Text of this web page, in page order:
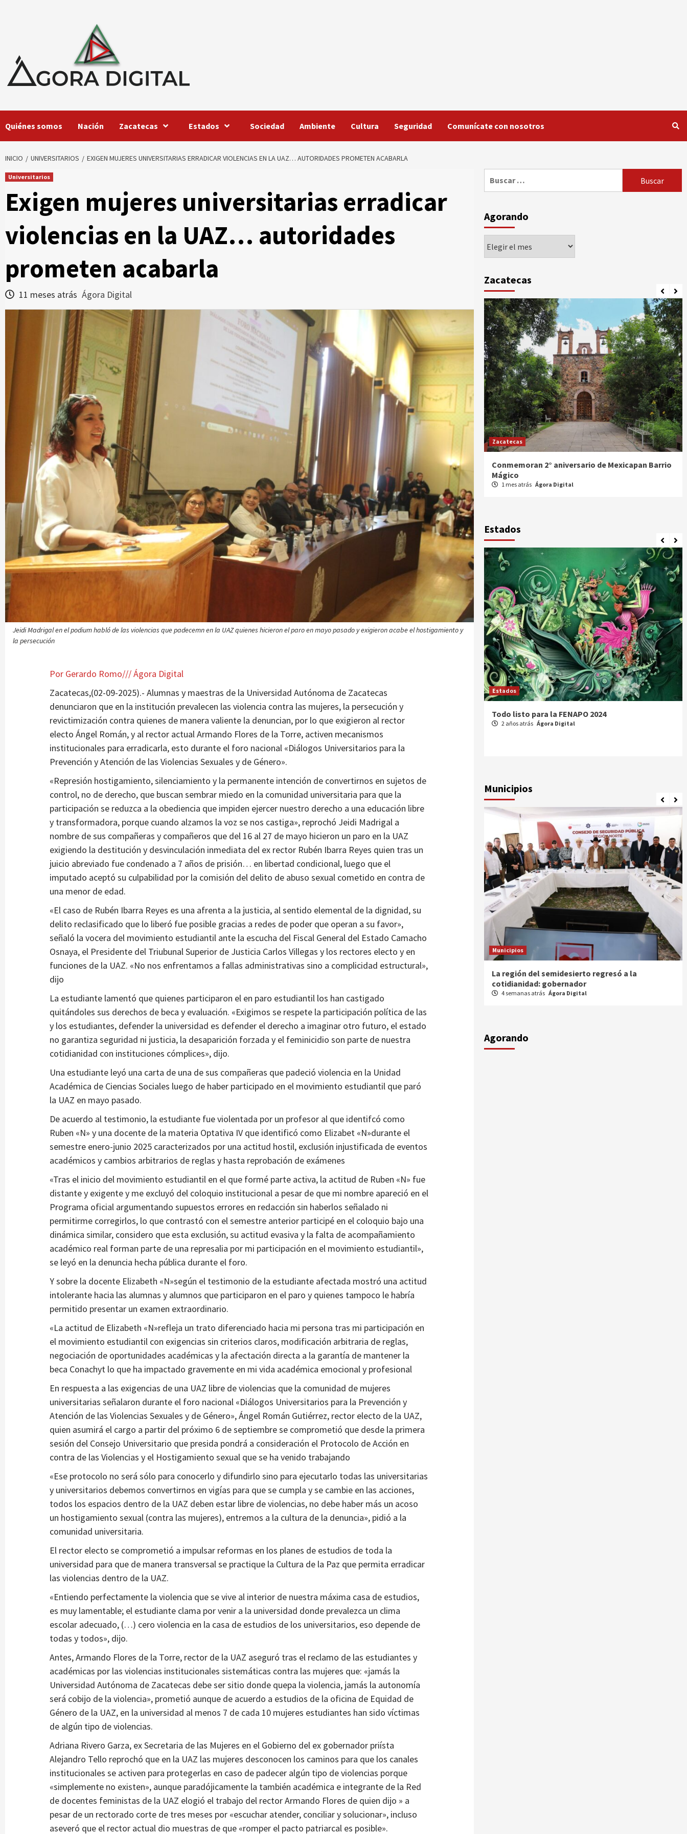
Quiénes somos Nación Zacatecas Estados Sociedad Ambiente Cultura Seguridad Comunícate con nosotros
INICIO UNIVERSITARIOS EXIGEN MUJERES UNIVERSITARIAS ERRADICAR VIOLENCIAS EN LA UAZ… AUTORIDADES PROMETEN ACABARLA
Universitarios
Exigen mujeres universitarias erradicar
violencias en la UAZ… autoridades
prometen acabarla
11 meses atrás Ágora Digital
Jeidi Madrigal en el podium habló de las violencias que padecemn en la UAZ quienes hicieron el paro en mayo pasado y exigieron acabe el hostigamiento y
la persecución
Por Gerardo Romo/// Ágora Digital
Zacatecas,(02-09-2025).- Alumnas y maestras de la Universidad Autónoma de Zacatecas
denunciaron que en la institución prevalecen las violencia contra las mujeres, la persecución y
revictimización contra quienes de manera valiente la denuncian, por lo que exigieron al rector
electo Ángel Román, y al rector actual Armando Flores de la Torre, activen mecanismos
institucionales para erradicarla, esto durante el foro nacional «Diálogos Universitarios para la
Prevención y Atención de las Violencias Sexuales y de Género».
«Represión hostigamiento, silenciamiento y la permanente intención de convertirnos en sujetos de
control, no de derecho, que buscan sembrar miedo en la comunidad universitaria para que la
participación se reduzca a la obediencia que impiden ejercer nuestro derecho a una educación libre
y transformadora, porque cuando alzamos la voz se nos castiga», reprochó Jeidi Madrigal a
nombre de sus compañeras y compañeros que del 16 al 27 de mayo hicieron un paro en la UAZ
exigiendo la destitución y desvinculación inmediata del ex rector Rubén Ibarra Reyes quien tras un
juicio abreviado fue condenado a 7 años de prisión… en libertad condicional, luego que el
imputado aceptó su culpabilidad por la comisión del delito de abuso sexual cometido en contra de
una menor de edad.
«El caso de Rubén Ibarra Reyes es una afrenta a la justicia, al sentido elemental de la dignidad, su
delito reclasificado que lo liberó fue posible gracias a redes de poder que operan a su favor»,
señaló la vocera del movimiento estudiantil ante la escucha del Fiscal General del Estado Camacho
Osnaya, el Presidente del Triubunal Superior de Justicia Carlos Villegas y los rectores electo y en
funciones de la UAZ. «No nos enfrentamos a fallas administrativas sino a complicidad estructural»,
dijo
La estudiante lamentó que quienes participaron el en paro estudiantil los han castigado
quitándoles sus derechos de beca y evaluación. «Exigimos se respete la participación política de las
y los estudiantes, defender la universidad es defender el derecho a imaginar otro futuro, el estado
no garantiza seguridad ni justicia, la desaparición forzada y el feminicidio son parte de nuestra
cotidianidad con instituciones cómplices», dijo.
Una estudiante leyó una carta de una de sus compañeras que padeció violencia en la Unidad
Académica de Ciencias Sociales luego de haber participado en el movimiento estudiantil que paró
la UAZ en mayo pasado.
De acuerdo al testimonio, la estudiante fue violentada por un profesor al que identifcó como
Ruben «N» y una docente de la materia Optativa IV que identificó como Elizabet «N»durante el
semestre enero-junio 2025 caracterizados por una actitud hostil, exclusión injustificada de eventos
académicos y cambios arbitrarios de reglas y hasta reprobación de exámenes
«Tras el inicio del movimiento estudiantil en el que formé parte activa, la actitud de Ruben «N» fue
distante y exigente y me excluyó del coloquio institucional a pesar de que mi nombre apareció en el
Programa oficial argumentando supuestos errores en redacción sin haberlos señalado ni
permitirme corregirlos, lo que contrastó con el semestre anterior participé en el coloquio bajo una
dinámica similar, considero que esta exclusión, su actitud evasiva y la falta de acompañamiento
académico real forman parte de una represalia por mi participación en el movimiento estudiantil»,
se leyó en la denuncia hecha pública durante el foro.
Y sobre la docente Elizabeth «N»según el testimonio de la estudiante afectada mostró una actitud
intolerante hacia las alumnas y alumnos que participaron en el paro y quienes tampoco le habría
permitido presentar un examen extraordinario.
«La actitud de Elizabeth «N»refleja un trato diferenciado hacia mi persona tras mi participación en
el movimiento estudiantil con exigencias sin criterios claros, modificación arbitraria de reglas,
negociación de oportunidades académicas y la afectación directa a la garantía de mantener la
beca Conachyt lo que ha impactado gravemente en mi vida académica emocional y profesional
En respuesta a las exigencias de una UAZ libre de violencias que la comunidad de mujeres
universitarias señalaron durante el foro nacional «Diálogos Universitarios para la Prevención y
Atención de las Violencias Sexuales y de Género», Ángel Román Gutiérrez, rector electo de la UAZ,
quien asumirá el cargo a partir del próximo 6 de septiembre se comprometió que desde la primera
sesión del Consejo Universitario que presida pondrá a consideración el Protocolo de Acción en
contra de las Violencias y el Hostigamiento sexual que se ha venido trabajando
«Ese protocolo no será sólo para conocerlo y difundirlo sino para ejecutarlo todas las universitarias
y universitarios debemos convertirnos en vigías para que se cumpla y se cambie en las acciones,
todos los espacios dentro de la UAZ deben estar libre de violencias, no debe haber más un acoso
un hostigamiento sexual (contra las mujeres), entremos a la cultura de la denuncia», pidió a la
comunidad universitaria.
El rector electo se comprometió a impulsar reformas en los planes de estudios de toda la
universidad para que de manera transversal se practique la Cultura de la Paz que permita erradicar
las violencias dentro de la UAZ.
«Entiendo perfectamente la violencia que se vive al interior de nuestra máxima casa de estudios,
es muy lamentable; el estudiante clama por venir a la universidad donde prevalezca un clima
escolar adecuado, (…) cero violencia en la casa de estudios de los universitarios, eso depende de
todas y todos», dijo.
Antes, Armando Flores de la Torre, rector de la UAZ aseguró tras el reclamo de las estudiantes y
académicas por las violencias institucionales sistemáticas contra las mujeres que: «jamás la
Universidad Autónoma de Zacatecas debe ser sitio donde quepa la violencia, jamás la autonomía
será cobijo de la violencia», prometió aunque de acuerdo a estudios de la oficina de Equidad de
Género de la UAZ, en la universidad al menos 7 de cada 10 mujeres estudiantes han sido víctimas
de algún tipo de violencias.
Adriana Rivero Garza, ex Secretaria de las Mujeres en el Gobierno del ex gobernador priísta
Alejandro Tello reprochó que en la UAZ las mujeres desconocen los caminos para que los canales
institucionales se activen para protegerlas en caso de padecer algún tipo de violencias porque
«simplemente no existen», aunque paradójicamente la también académica e integrante de la Red
de docentes feministas de la UAZ elogió el trabajo del rector Armando Flores de quien dijo » a
pesar de un rectorado corte de tres meses por «escuchar atender, conciliar y solucionar», incluso
aseveró que el rector actual dio muestras de que «romper el pacto patriarcal es posible».
Agorando
Zacatecas
Plácido
Zacatecas
Mejora JIAPAZ medición de agua domiciliaria
2 semanas atrás Ágora Digital
Zacatecas
Conmemoran 2° aniversario de Mexicapan Barrio
Mágico
1 mes atrás Ágora Digital
Zacatecas
Celebran XX Cabalgata Toma de Zacatecas
1 mes atrás
Estados
Estados
Consolidarán Tren Maya con Plan Campeche
2 años atrás Ágora Digital
Estados
Todo listo para la FENAPO 2024
2 años atrás Ágora Digital
Estados
Comparte Cecytez estrategias para mejora
académica en Tamaulipas
Municipios
Municipios
2 semanas atrás Ágora Digital
Municipios
La región del semidesierto regresó a la
4 semanas atrás Ágora Digital
Municipios
Entrega gobernador a productores 100 mdp en
semilla
1 mes atrás Ágora Digital
Agorando